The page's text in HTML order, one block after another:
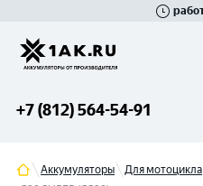
+7 (812) 564-54-91
Аккумуляторы Для мотоцикла
Гатчина